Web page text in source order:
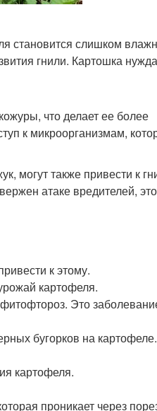
становится слишком
гнили. Картошка
что делает ее более
к микроорганизмам,
могут также привести к
атаке вредителей,
к этому.
картофеля.
Это
бугорков на картофеле.
картофеля.
проникает через